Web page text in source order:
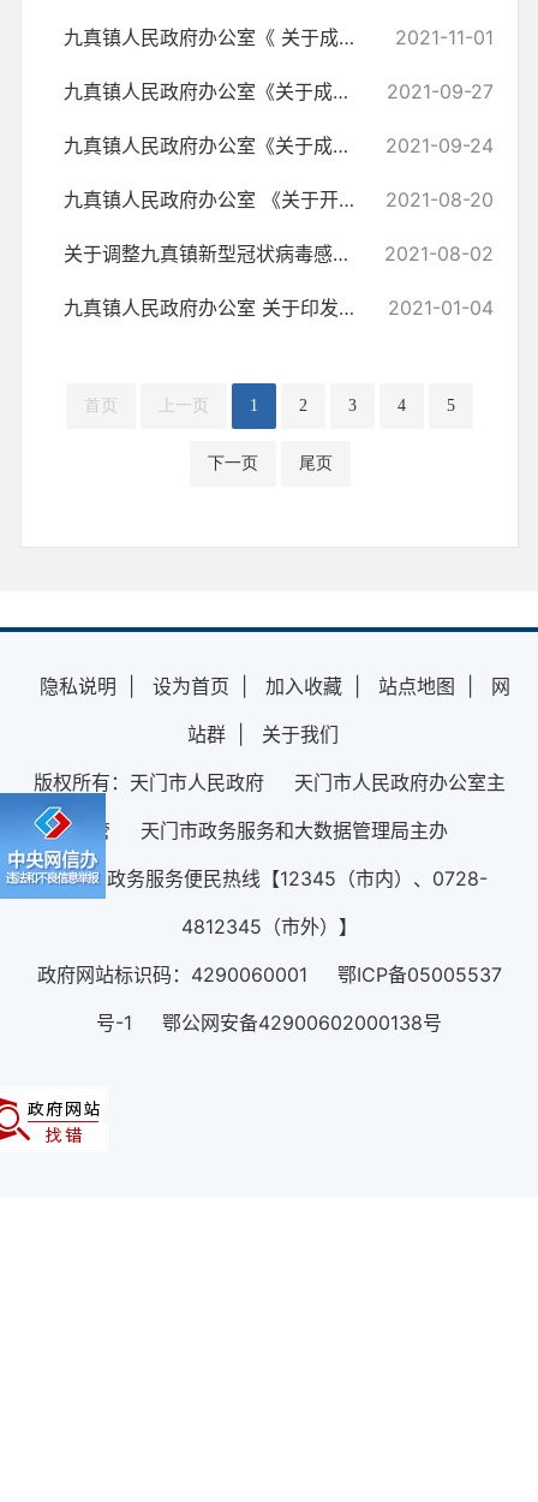
九真镇人民政府办公室《 关于成立加强两类人员致贫返贫风险控制工作专... 2021-11-01
九真镇人民政府办公室《关于成立重点工程项目推进协调领导小组》的通知 2021-09-27
九真镇人民政府办公室《关于成立九真镇电力设施保护领导小组的通知》 2021-09-24
九真镇人民政府办公室 《关于开展秋季爱国卫生运动的通知》 2021-08-20
关于调整九真镇新型冠状病毒感染肺炎疫情防控指挥部组成人员及分工的 通... 2021-08-02
九真镇人民政府办公室 关于印发《九真镇禁毒工作成员单位及各村 （社区... 2021-01-04
首页 上一页 1 2 3 4 5
下一页 尾页
隐私说明 设为首页 加入收藏 站点地图
网
站群
关于我们
版权所有：天门市人民政府 天门市人民政府办公室主
管 天门市政务服务和大数据管理局主办
12345政务服务便民热线【12345（市内）、0728-
4812345（市外）】
政府网站标识码：4290060001 鄂ICP备05005537
号-1 鄂公网安备42900602000138号